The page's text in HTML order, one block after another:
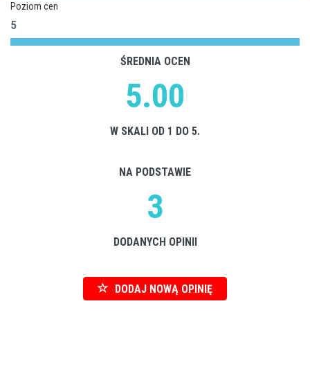
Poziom cen
5
ŚREDNIA OCEN
5.00
W SKALI OD 1 DO 5.
NA PODSTAWIE
3
DODANYCH OPINII
DODAJ NOWĄ OPINIĘ